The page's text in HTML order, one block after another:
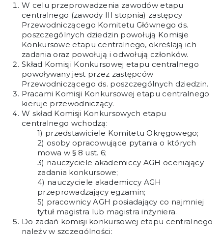
W celu przeprowadzenia zawodów etapu
centralnego (zawody III stopnia) zastępcy
Przewodniczącego Komitetu Głównego ds.
poszczególnych dziedzin powołują Komisje
Konkursowe etapu centralnego, określają ich
zadania oraz powołują i odwołują członków.
Skład Komisji Konkursowej etapu centralnego
powoływany jest przez zastępców
Przewodniczącego ds. poszczególnych dziedzin.
Pracami Komisji Konkursowej etapu centralnego
kieruje przewodniczący.
W skład Komisji Konkursowych etapu
centralnego wchodzą:
przedstawiciele Komitetu Okręgowego;
osoby opracowujące pytania o których
mowa w § 8 ust. 6;
nauczyciele akademiccy AGH oceniający
zadania konkursowe;
nauczyciele akademiccy AGH
przeprowadzający egzamin;
pracownicy AGH posiadający co najmniej
tytuł magistra lub magistra inżyniera.
Do zadań komisji konkursowej etapu centralnego
należy w szczególności: